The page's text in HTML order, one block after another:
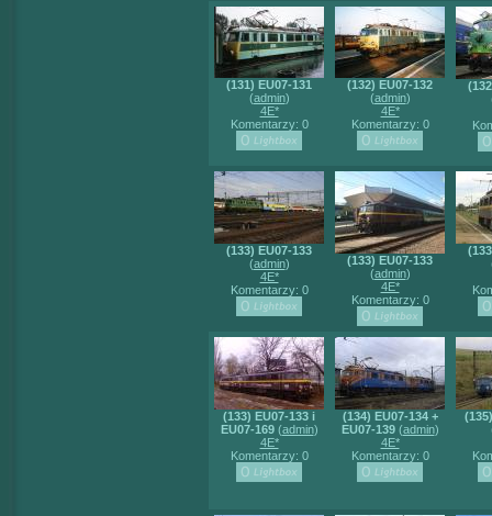
(131) EU07-131
(admin)
4E*
Komentarzy: 0
(132) EU07-132
(admin)
4E*
Komentarzy: 0
(133) EU07-133
(admin)
4E*
Komentarzy: 0
(133) EU07-133
(admin)
4E*
Komentarzy: 0
(133) EU07-133 i
EU07-169(admin)
4E*
Komentarzy: 0
(134) EU07-134 +
EU07-139(admin)
4E*
Komentarzy: 0